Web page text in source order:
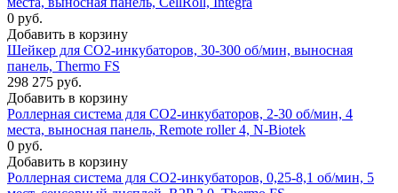
0 руб.
Добавить в корзину
Шейкер для CO2-инкубаторов, 30-300 об/мин, выносная
панель, Thermo FS
298 275 руб.
Добавить в корзину
Роллерная система для СО2-инкубаторов, 2-30 об/мин, 4
места, выносная панель, Remote roller 4, N-Biotek
0 руб.
Добавить в корзину
Роллерная система для CO2-инкубаторов, 0,25-8,1 об/мин, 5